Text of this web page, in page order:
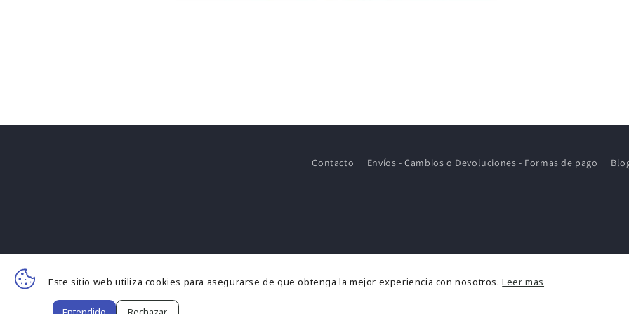
Contacto Envíos - Cambios o Devoluciones - Formas de pago
Formas
Este sitio web utiliza cookies para asegurarse de que obtenga la mejor experiencia con nosotros. Leer mas